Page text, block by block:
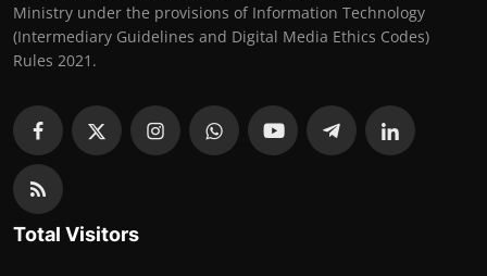
Ministry under the provisions of Information Technology
(Intermediary Guidelines and Digital Media Ethics Codes)
Rules 2021.
Total Visitors